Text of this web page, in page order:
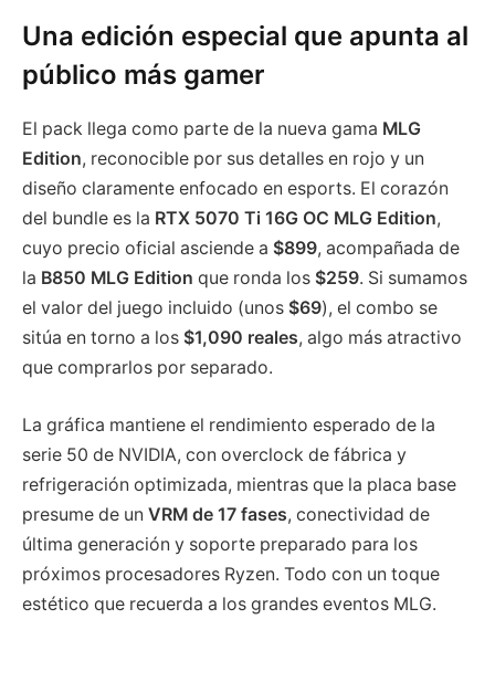
Una edición especial que apunta al
público más gamer
El pack llega como parte de la nueva gama MLG
Edition, reconocible por sus detalles en rojo y un
diseño claramente enfocado en esports. El corazón
del bundle es la RTX 5070 Ti 16G OC MLG Edition,
cuyo precio oficial asciende a $899, acompañada de
la B850 MLG Edition que ronda los $259. Si sumamos
el valor del juego incluido (unos $69), el combo se
sitúa en torno a los $1,090 reales, algo más atractivo
que comprarlos por separado.
La gráfica mantiene el rendimiento esperado de la
serie 50 de NVIDIA, con overclock de fábrica y
refrigeración optimizada, mientras que la placa base
presume de un VRM de 17 fases, conectividad de
última generación y soporte preparado para los
próximos procesadores Ryzen. Todo con un toque
estético que recuerda a los grandes eventos MLG.